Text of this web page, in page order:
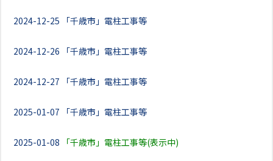
2024-12-25 「千歳市」電柱工事等
2024-12-26 「千歳市」電柱工事等
2024-12-27 「千歳市」電柱工事等
2025-01-07 「千歳市」電柱工事等
2025-01-08 「千歳市」電柱工事等(表示中)